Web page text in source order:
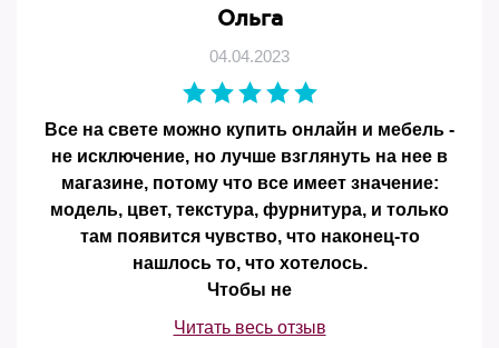
Ольга
04.04.2023
Все на свете можно купить онлайн и мебель -
не исключение, но лучше взглянуть на нее в
магазине, потому что все имеет значение:
модель, цвет, текстура, фурнитура, и только
там появится чувство, что наконец-то
нашлось то, что хотелось.
Чтобы не
Читать весь отзыв